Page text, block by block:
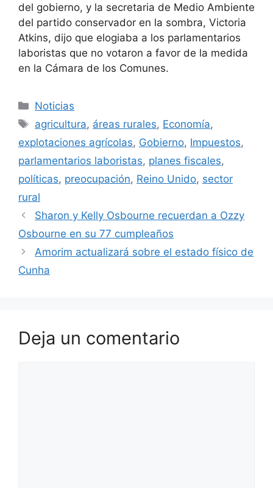
del gobierno, y la secretaria de Medio Ambiente
del partido conservador en la sombra, Victoria
Atkins, dijo que elogiaba a los parlamentarios
laboristas que no votaron a favor de la medida
en la Cámara de los Comunes.
Categorías
Noticias
Etiquetas
agricultura, áreas rurales, Economía,
explotaciones agrícolas, Gobierno, Impuestos,
parlamentarios laboristas, planes fiscales,
políticas, preocupación, Reino Unido, sector
rural
Sharon y Kelly Osbourne recuerdan a Ozzy
Osbourne en su 77 cumpleaños
Amorim actualizará sobre el estado físico de
Cunha
Deja un comentario